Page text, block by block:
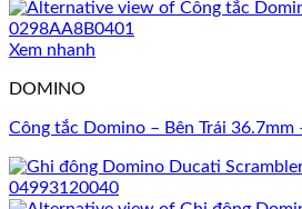
Xem nhanh
DOMINO
Công tắc Domino – Bên Trái